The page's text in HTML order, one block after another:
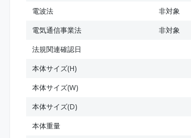
電波法
非対象
電気通信事業法
非対象
法規関連確認日
本体サイズ(H)
本体サイズ(W)
本体サイズ(D)
本体重量